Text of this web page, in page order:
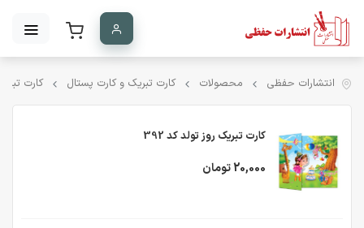
انتشارات حفظی محصولات کارت تبریک و کارت پستال کارت
کارت تبریک روز تولد کد 392
20,000 تومان